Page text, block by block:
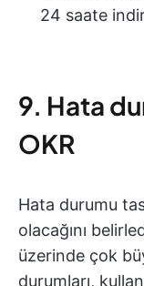
24 saate
9. Hata
OKR
Hata durumu
olacağını
üzerinde çok
durumları,